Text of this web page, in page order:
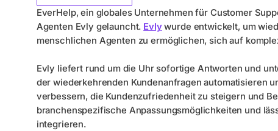
EverHelp, ein globales Unternehmen für Customer
Agenten Evly gelauncht. Evlywurde entwickelt, um
menschlichen Agenten zu ermöglichen, sich auf
Evly liefert rund um die Uhr sofortige Antworten und
der wiederkehrenden Kundenanfragen automatisieren
verbessern, die Kundenzufriedenheit zu steigern und
branchenspezifische Anpassungsmöglichkeiten und
integrieren.